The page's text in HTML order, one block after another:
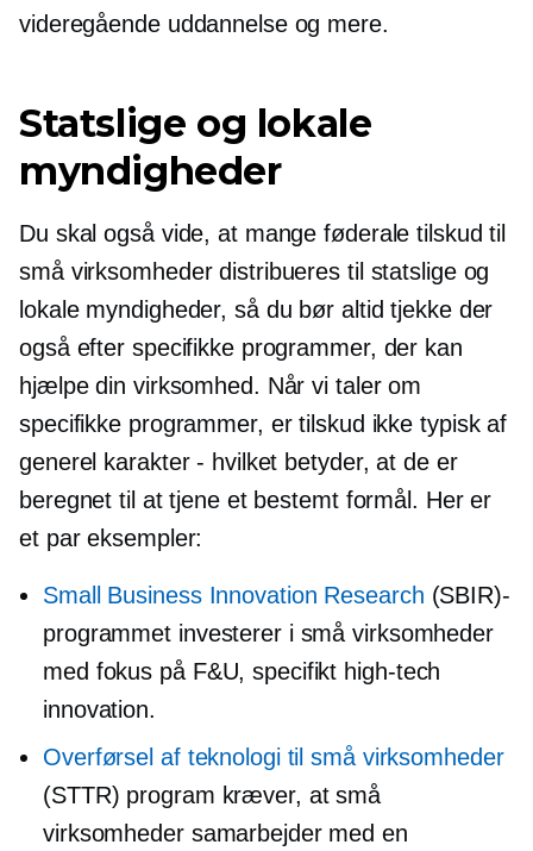
videregående uddannelse og mere.
Statslige og lokale
myndigheder
Du skal også vide, at mange føderale tilskud til
små virksomheder distribueres til statslige og
lokale myndigheder, så du bør altid tjekke der
også efter specifikke programmer, der kan
hjælpe din virksomhed. Når vi taler om
specifikke programmer, er tilskud ikke typisk af
generel karakter - hvilket betyder, at de er
beregnet til at tjene et bestemt formål. Her er
et par eksempler:
Small Business Innovation Research (SBIR)-
programmet investerer i små virksomheder
med fokus på F&U, specifikt high-tech
innovation.
Overførsel af teknologi til små virksomheder
(STTR) program kræver, at små
virksomheder samarbejder med en